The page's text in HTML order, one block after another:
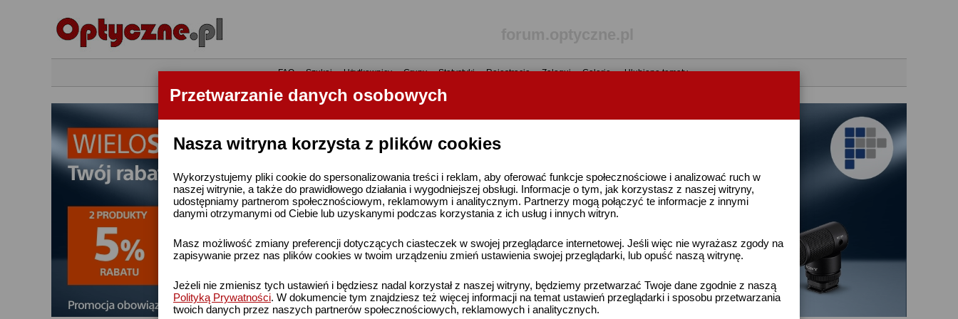
Przetwarzanie danych osobowych
Nasza witryna korzysta z plików cookies
Wykorzystujemy pliki cookie do spersonalizowania treści i reklam, aby oferować funkcje społecznościowe i analizować ruch w
naszej witrynie, a także do prawidłowego działania i wygodniejszej obsługi. Informacje o tym, jak korzystasz z naszej witryny,
udostępniamy partnerom społecznościowym, reklamowym i analitycznym. Partnerzy mogą połączyć te informacje z innymi
danymi otrzymanymi od Ciebie lub uzyskanymi podczas korzystania z ich usług i innych witryn.
Masz możliwość zmiany preferencji dotyczących ciasteczek w swojej przeglądarce internetowej. Jeśli więc nie wyrażasz zgody na
zapisywanie przez nas plików cookies w twoim urządzeniu zmień ustawienia swojej przeglądarki, lub opuść naszą witrynę.
Jeżeli nie zmienisz tych ustawień i będziesz nadal korzystał z naszej witryny, będziemy przetwarzać Twoje dane zgodnie z naszą
Polityką Prywatności. W dokumencie tym znajdziesz też więcej informacji na temat ustawień przeglądarki i sposobu przetwarzania
twoich danych przez naszych partnerów społecznościowych, reklamowych i analitycznych.
•FAQ•Szukaj•Użytkownicy•Grupy•Statystyki•Rejestracja•Zaloguj•Galerie• Ulubione tematy